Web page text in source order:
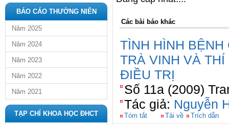
BÁO CÁO THƯỜNG NIÊN
Năm 2025
Năm 2024
Năm 2023
Năm 2022
Năm 2021
TẠP CHÍ KHOA HỌC ĐHCT
Các bài báo khác
TÌNH HÌNH BỆNH
TRÀ VINH VÀ
ĐIỀU TRỊ
Số 11a (2009)
Tác giả: Nguyễn
Tóm tắt Tải về Trích dẫn